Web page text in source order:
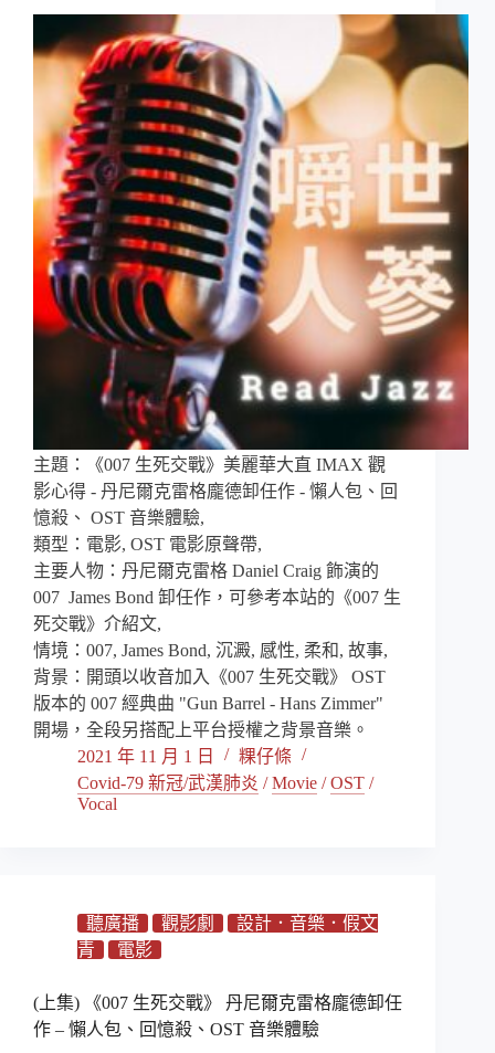
主題：《007 生死交戰》美麗華大直 IMAX 觀
影心得 - 丹尼爾克雷格龐德卸任作 - 懶人包、回
憶殺、 OST 音樂體驗,
類型：電影, OST 電影原聲帶,
主要人物：丹尼爾克雷格 Daniel Craig 飾演的
007 James Bond 卸任作，可參考本站的《007 生
死交戰》介紹文,
情境：007, James Bond, 沉澱, 感性, 柔和, 故事,
背景：開頭以收音加入《007 生死交戰》 OST
版本的 007 經典曲 "Gun Barrel - Hans Zimmer"
開場，全段另搭配上平台授權之背景音樂。
2021 年 11 月 1 日
粿仔條
Covid-79 新冠/武漢肺炎 /Movie /OST /
Vocal
聽廣播 觀影劇
設計．音樂．假文
青
電影
(上集) 《007 生死交戰》 丹尼爾克雷格龐德卸任
作 – 懶人包、回憶殺、OST 音樂體驗